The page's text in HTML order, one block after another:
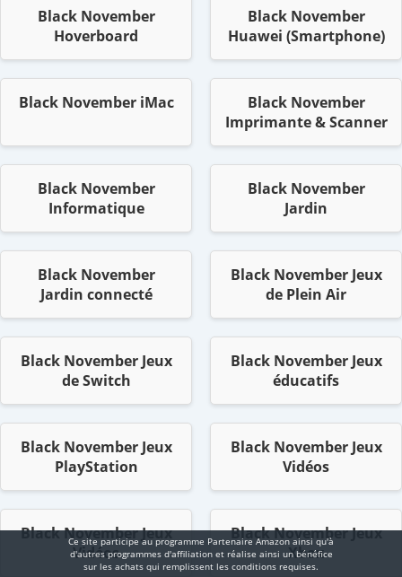
Black November
Hoverboard
Black November
Huawei (Smartphone)
Black November iMac
Black November
Imprimante & Scanner
Black November
Informatique
Black November
Jardin
Black November
Jardin connecté
Black November Jeux
de Plein Air
Black November Jeux
de Switch
Black November Jeux
éducatifs
Black November Jeux
PlayStation
Black November Jeux
Vidéos
Black November Jeux
Vidéos
Black November Jeux
Xbox
Ce site participe au programme Partenaire Αmazοn ainsi qu'à
d'autres programmes d'affiliation et réalise ainsi un bénéfice
sur les achats qui remplissent les conditions requises.